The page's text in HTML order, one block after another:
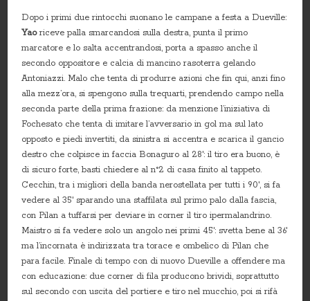
Dopo i primi due rintocchi suonano le campane a festa a Dueville:
Yaoriceve palla smarcandosi sulla destra, punta il primo
marcatore e lo salta accentrandosi, porta a spasso anche il
secondo oppositore e calcia di mancino rasoterra gelando
Antoniazzi. Malo che tenta di produrre azioni che fin qui, anzi fino
alla mezz’ora, si spengono sulla trequarti, prendendo campo nella
seconda parte della prima frazione: da menzione l’iniziativa di
Fochesato che tenta di imitare l’avversario in gol ma sul lato
opposto e piedi invertiti, da sinistra si accentra e scarica il gancio
destro che colpisce in faccia Bonaguro al 28′: il tiro era buono, è
di sicuro forte, basti chiedere al n°2 di casa finito al tappeto.
Cecchin, tra i migliori della banda nerostellata per tutti i 90′, si fa
vedere al 35′ sparando una staffilata sul primo palo dalla fascia,
con Pilan a tuffarsi per deviare in corner il tiro ipermalandrino.
Maistro si fa vedere solo un angolo nei primi 45′: svetta bene al 36′
ma l’incornata è indirizzata tra torace e ombelico di Pilan che
para facile. Finale di tempo con di nuovo Dueville a offendere ma
con educazione: due corner di fila producono brividi, soprattutto
sul secondo con uscita del portiere e tiro nel mucchio, poi si rifà